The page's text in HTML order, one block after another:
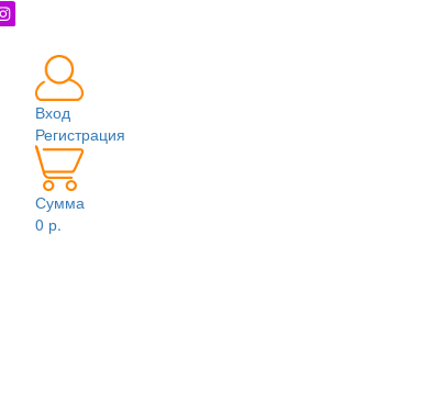
Вход
Регистрация
Сумма
0 р.